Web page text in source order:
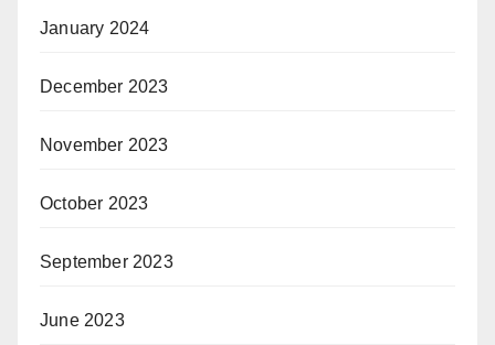
January 2024
December 2023
November 2023
October 2023
September 2023
June 2023